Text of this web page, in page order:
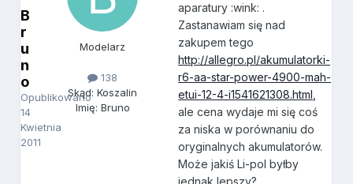
B
r
u
n
o
Opublikowano
14
Kwietnia
2011
Modelarz
138
Skąd: Koszalin
Imię: Bruno
aparatury :wink: .
Zastanawiam się nad
zakupem tego
http://allegro.pl/akumulatorki-
r6-aa-star-power-4900-mah-
etui-12-4-i1541621308.html,
ale cena wydaje mi się coś
za niska w porównaniu do
oryginalnych akumulatorów.
Może jakiś Li-pol byłby